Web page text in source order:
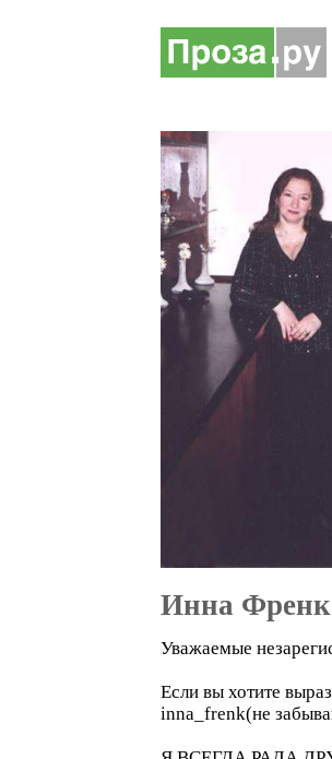
Инна Френк
Уважаемые
Если вы хотите
inna_frenk(не